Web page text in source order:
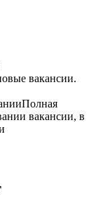
вакансии.
Полная
вакансии, в